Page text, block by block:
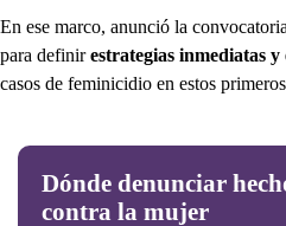
En ese marco, anunció la
para definirestrategias inmediatas y
casos de feminicidio en estos
Dónde denunciar
contra la mujer